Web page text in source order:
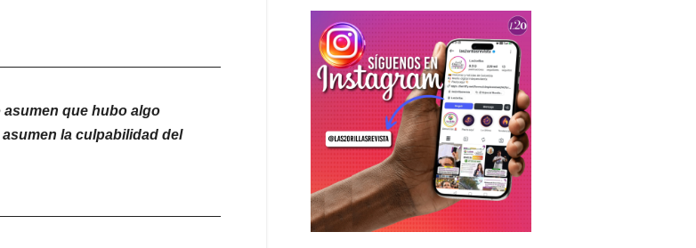
que hubo algo
la culpabilidad del